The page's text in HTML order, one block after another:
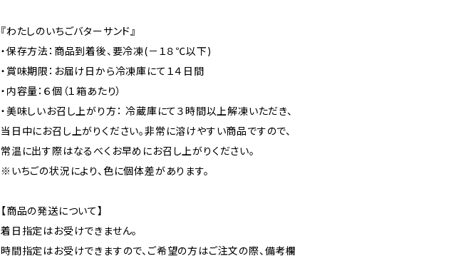
『わたしのいちごバターサンド』
・保存方法：商品到着後、要冷凍(－１８℃以下)
・賞味期限：お届け日から冷凍庫にて１４日間
・内容量：６個（１箱あたり）
・美味しいお召し上がり方： 冷蔵庫にて３時間以上解凍いただき、
当日中にお召し上がりください。非常に溶けやすい商品ですので、
常温に出す際はなるべくお早めにお召し上がりください。
※いちごの状況により、色に個体差があります。
【商品の発送について】
着日指定はお受けできません。
時間指定はお受けできますので、ご希望の方はご注文の際、備考欄